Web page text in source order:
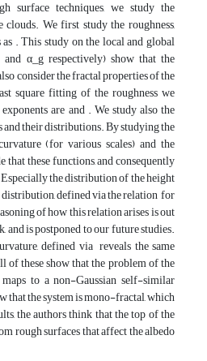
surface techniques, we study the
We first study the roughness,
. This study on the local and global
and α_g respectively) show that the
consider the fractal properties of the
square fitting of the roughness we
are and . We study also the
their distributions. By studying the
(for various scales) and the
these functions, and consequently
the distribution of the height
defined via the relation for
of how this relation arises is out
and is postponed to our future studies.
defined via reveals the same
of these show that the problem of the
to a non-Gaussian self-similar
that the system is mono-fractal, which
the authors think that the top of the
rough surfaces that affect the albedo